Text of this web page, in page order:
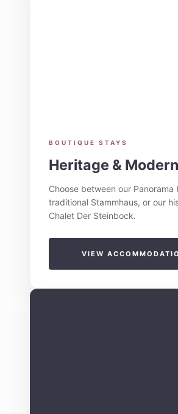
BOUTIQUE STAYS
Heritage &
Choose between our Panorama
traditional Stammhaus, or our
Chalet Der Steinbock.
VIEW